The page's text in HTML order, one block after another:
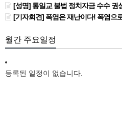
[성명] 통일교 불법 정치자금 수수 권성
[기자회견] 폭염은 재난이다! 폭염으로부터 안전한 일터를 위한 민
월간 주요일정
등록된 일정이 없습니다.